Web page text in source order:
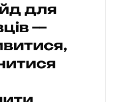
для
—